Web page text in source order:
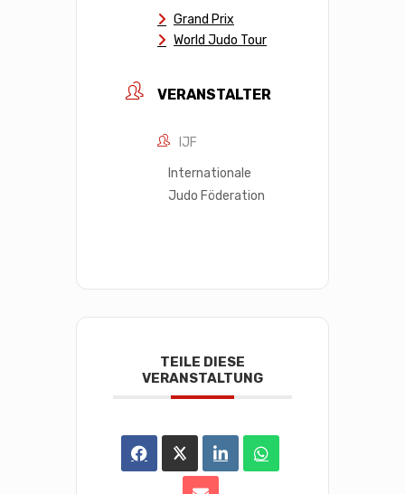
Grand Prix
World Judo Tour
VERANSTALTER
IJF
Internationale
Judo Föderation
TEILE DIESE
VERANSTALTUNG